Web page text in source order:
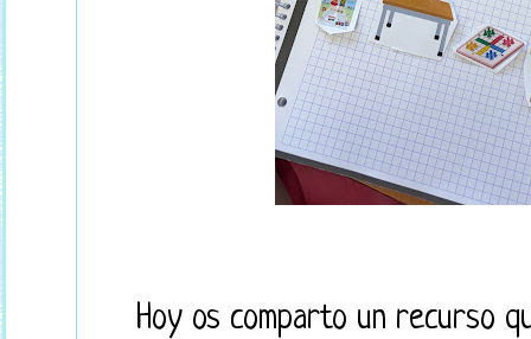
Hoy os comparto un recurso